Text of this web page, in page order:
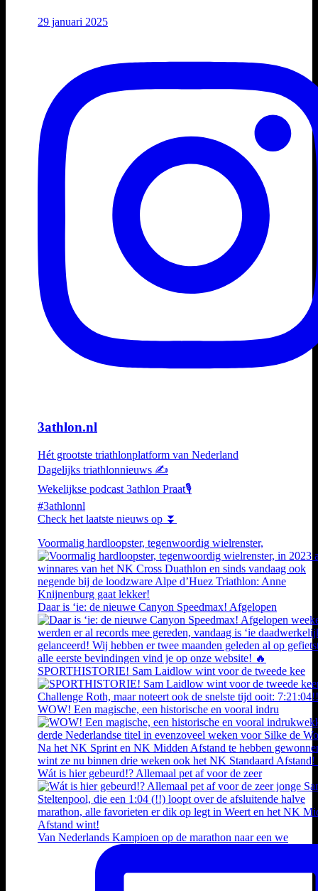
29 januari 2025
3athlon.nl
Hét grootste triathlonplatform van Nederland
Dagelijks triathlonnieuws ✍️
Wekelijkse podcast 3athlon Praat🎙️
#3athlonnl
Check het laatste nieuws op ⏬
Voormalig hardloopster, tegenwoordig wielrenster,
Daar is ‘ie: de nieuwe Canyon Speedmax! Afgelopen
SPORTHISTORIE! Sam Laidlow wint voor de tweede kee
WOW! Een magische, een historische en vooral indru
Wát is hier gebeurd!? Allemaal pet af voor de zeer
Van Nederlands Kampioen op de marathon naar een we